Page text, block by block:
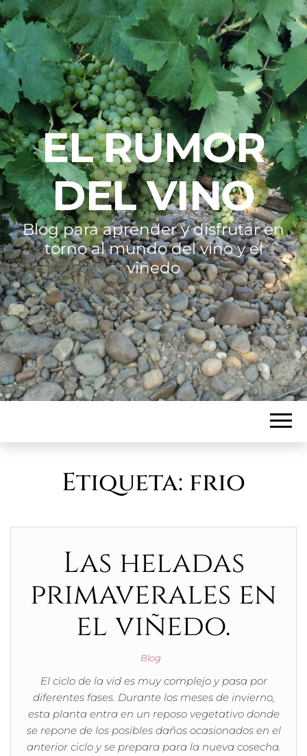
EL RUMOR
DEL VINO
Blog para aprender y disfrutar en
torno al mundo del vino y el
viñedo
Etiqueta: frio
Las heladas
primaverales en
el viñedo.
Blog
El ciclo de la vid es muy complejo y pasa por
diferentes fases. Durante los meses de invierno,
esta planta entra en un reposo vegetativo donde
se repone de los posibles daños ocasionados en el
anterior ciclo y se prepara para la nueva cosecha.